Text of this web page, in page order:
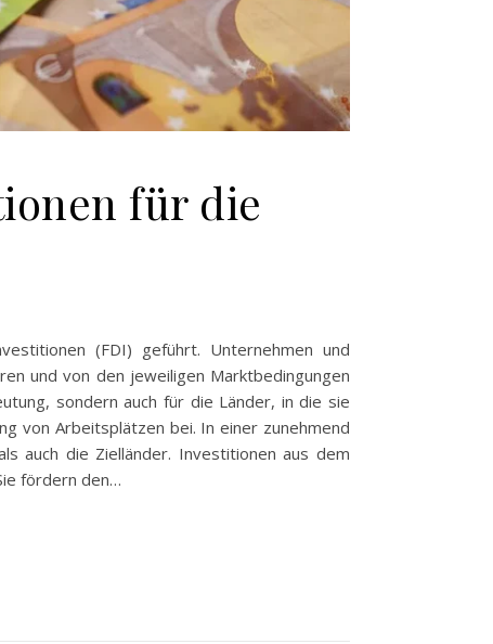
für die
(FDI) geführt. Unternehmen und
und von den jeweiligen Marktbedingungen
sondern auch für die Länder, in die sie
von Arbeitsplätzen bei. In einer zunehmend
auch die Zielländer. Investitionen aus dem
fördern den…